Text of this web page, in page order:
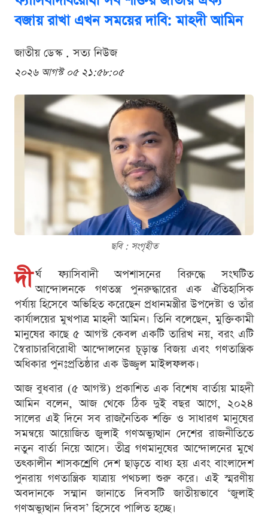
বজায় রাখা এখন সময়ের দাবি: মাহদী আমিন
জাতীয় ডেস্ক . সত্য নিউজ
২০২৬ আগস্ট ০৫ ২১:৫৮:০৫
ছবি : সংগৃহীত
দী র্ঘ ফ্যাসিবাদী অপশাসনের বিরুদ্ধে সংঘটিত
আন্দোলনকে গণতন্ত্র পুনরুদ্ধারের এক ঐতিহাসিক
পর্যায় হিসেবে অভিহিত করেছেন প্রধানমন্ত্রীর উপদেষ্টা ও তাঁর
কার্যালয়ের মুখপাত্র মাহদী আমিন। তিনি বলেছেন, মুক্তিকামী
মানুষের কাছে ৫ আগস্ট কেবল একটি তারিখ নয়, বরং এটি
স্বৈরাচারবিরোধী আন্দোলনের চূড়ান্ত বিজয় এবং গণতান্ত্রিক
অধিকার পুনঃপ্রতিষ্ঠার এক উজ্জ্বল মাইলফলক।
আজ বুধবার (৫ আগস্ট) প্রকাশিত এক বিশেষ বার্তায় মাহদী
আমিন বলেন, আজ থেকে ঠিক দুই বছর আগে, ২০২৪
সালের এই দিনে সব রাজনৈতিক শক্তি ও সাধারণ মানুষের
সমন্বয়ে আয়োজিত জুলাই গণঅভ্যুত্থান দেশের রাজনীতিতে
নতুন বার্তা নিয়ে আসে। তীব্র গণমানুষের আন্দোলনের মুখে
তৎকালীন শাসকশ্রেণি দেশ ছাড়তে বাধ্য হয় এবং বাংলাদেশ
পুনরায় গণতান্ত্রিক যাত্রায় পথচলা শুরু করে। এই স্মরণীয়
অবদানকে সম্মান জানাতে দিবসটি জাতীয়ভাবে ‘জুলাই
গণঅভ্যুত্থান দিবস’ হিসেবে পালিত হচ্ছে।